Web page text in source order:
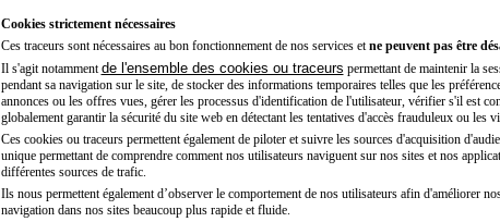
Cookies strictement nécessaires
Ces traceurs sont nécessaires au bon fonctionnement de nos services et ne peuvent pas être
Il s'agit notamment de l'ensemble des cookies ou traceurs permettant de maintenir la
pendant sa navigation sur le site, de stocker des informations temporaires telles que les
annonces ou les offres vues, gérer les processus d'identification de l'utilisateur, vérifier s'il est
globalement garantir la sécurité du site web en détectant les tentatives d'accès frauduleux ou les
Ces cookies ou traceurs permettent également de piloter et suivre les sources d'acquisition
unique permettant de comprendre comment nos utilisateurs naviguent sur nos sites et nos
différentes sources de trafic.
Ils nous permettent également d’observer le comportement de nos utilisateurs afin d'améliorer
navigation dans nos sites beaucoup plus rapide et fluide.